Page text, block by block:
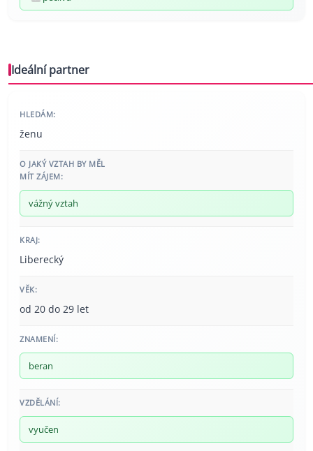
Ideální partner
HLEDÁM:
ženu
O JAKÝ VZTAH BY MĚL
MÍT ZÁJEM:
vážný vztah
KRAJ:
Liberecký
VĚK:
od 20 do 29 let
ZNAMENÍ:
beran
VZDĚLÁNÍ:
vyučen